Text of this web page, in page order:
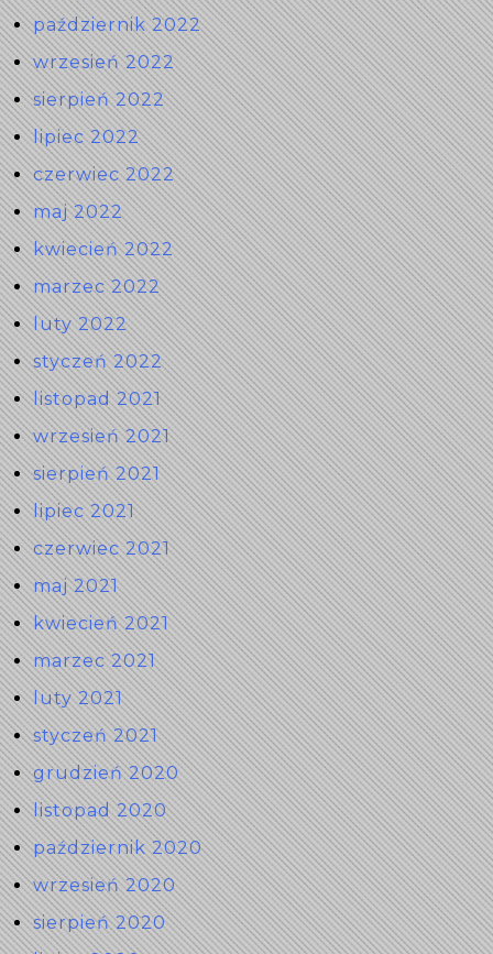
październik 2022
wrzesień 2022
sierpień 2022
lipiec 2022
czerwiec 2022
maj 2022
kwiecień 2022
marzec 2022
luty 2022
styczeń 2022
listopad 2021
wrzesień 2021
sierpień 2021
lipiec 2021
czerwiec 2021
maj 2021
kwiecień 2021
marzec 2021
luty 2021
styczeń 2021
grudzień 2020
listopad 2020
październik 2020
wrzesień 2020
sierpień 2020